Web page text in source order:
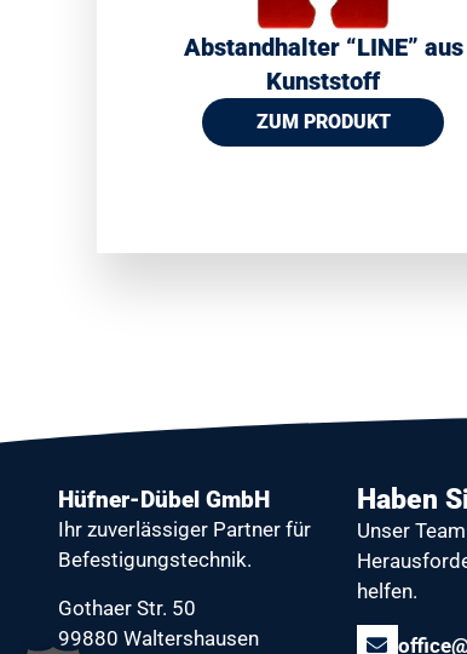
Abstandhalter “LINE” aus
Kunststoff
ZUM PRODUKT
Hüfner-Dübel GmbH
Ihr zuverlässiger Partner für
Befestigungstechnik.
Gothaer Str. 50
99880 Waltershausen
Haben
Unser
helfen.